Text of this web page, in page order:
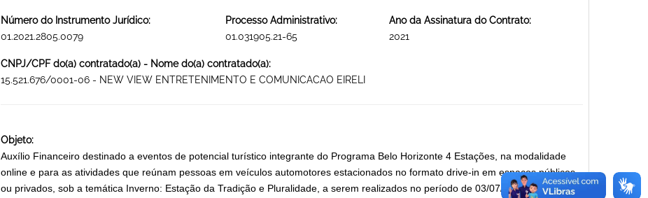
Número do Instrumento Jurídico:
01.2021.2805.0079
Processo Administrativo:
01.031905.21-65
Ano da Assinatura do Contrato:
2021
CNPJ/CPF do(a) contratado(a) - Nome do(a) contratado(a):
15.521.676/0001-06 - NEW VIEW ENTRETENIMENTO E COMUNICACAO EIRELI
Objeto:
Auxílio Financeiro destinado a eventos de potencial turístico integrante do Programa Belo Horizonte 4 Estações, na modalidade
online e para as atividades que reúnam pessoas em veículos automotores estacionados no formato drive-in em espaços públicos
ou privados, sob a temática Inverno: Estação da Tradição e Pluralidade, a serem realizados no período de 03/07/2021 a